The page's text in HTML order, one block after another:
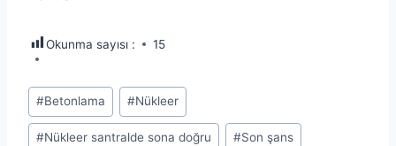
Okunma sayısı : 15
Post
Tags:
#Betonlama #Nükleer
#Nükleer santralde sona doğru #Son şans